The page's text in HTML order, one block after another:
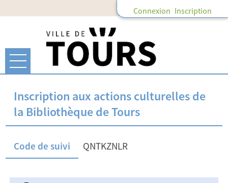
Connexion Inscription
Ouvrir le menu
Accueil
Mon compte
Mes abonnements
Inscription aux actions culturelles de
la Bibliothèque de Tours
Code de suivi QNTKZNLR